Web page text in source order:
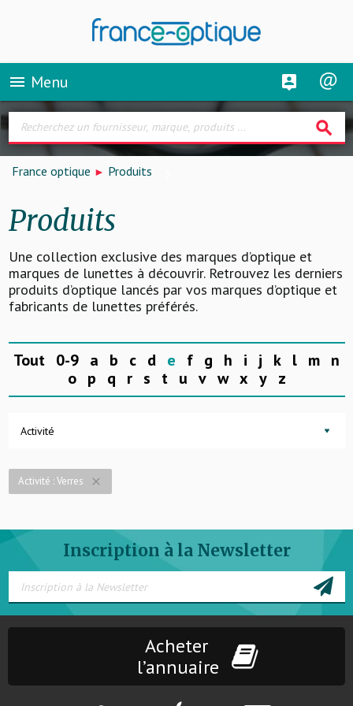
menu Menu
search
France optique Produits
Produits
Une collection exclusive des marques d’optique et
marques de lunettes à découvrir. Retrouvez les derniers
produits d’optique lancés par vos marques d’optique et
fabricants de lunettes préférés.
Tout 0-9 a b c d e f g h i j k l m n
o p q r s t u v w x y z
Activité
Activité : Verres close
Inscription à la Newsletter
Acheter
l’annuaire